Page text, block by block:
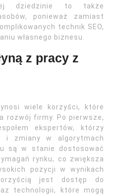
dziedzinie to także
ponieważ zamiast
technik SEO,
własnego biznesu.
z pracy z
wiele korzyści, które
rozwój firmy. Po pierwsze,
ekspertów, którzy
i zmiany w algorytmach
są w stanie dostosować
rynku, co zwiększa
pozycji w wynikach
jest dostęp do
technologii, które mogą